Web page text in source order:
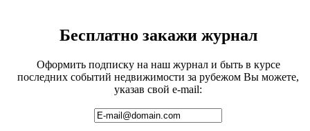
Бесплатно закажи журнал
Оформить подписку на наш журнал и быть в курсе
последних событий недвижимости за рубежом Вы можете,
указав свой e-mail: